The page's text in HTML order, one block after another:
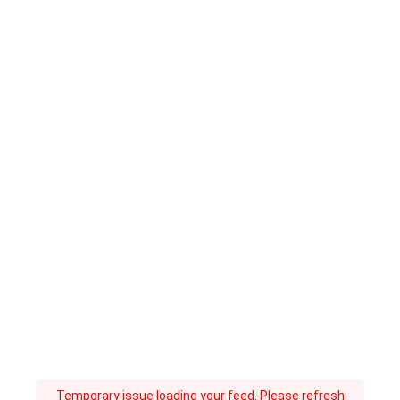
Temporary issue loading your feed. Please refresh